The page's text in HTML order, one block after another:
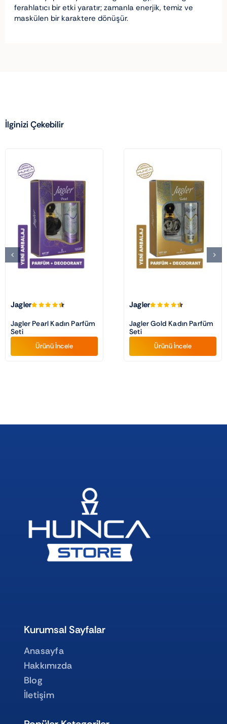
ferahlatıcı bir etki yaratır; zamanla enerjik, temiz ve
maskülen bir karaktere dönüşür.
İlginizi Çekebilir
Jagler
Jagler Pearl Kadın Parfüm
Seti
Ürünü İncele
Jagler
Jagler Gold Kadın Parfüm
Seti
Ürünü İncele
Kurumsal Sayfalar
Anasayfa
Hakkımızda
Blog
İletişim